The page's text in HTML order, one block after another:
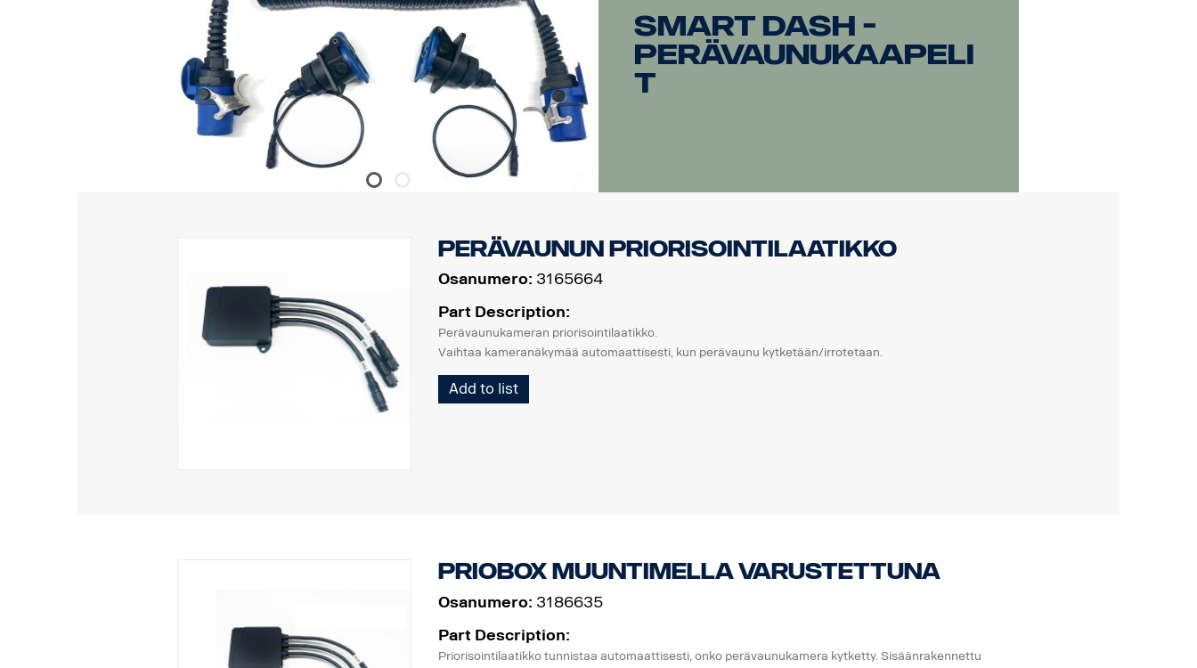
Smart Dash -
perävaunukaapeli
t
perävaunun priorisointilaatikko
Osanumero: 3165664
Part Description:
Perävaunukameran priorisointilaatikko.
Vaihtaa kameranäkymää automaattisesti, kun perävaunu kytketään/irrotetaan.
Add to list
Priobox muuntimella varustettuna
Osanumero: 3186635
Part Description:
Priorisointilaatikko tunnistaa automaattisesti, onko perävaunukamera kytketty. Sisäänrakennettu